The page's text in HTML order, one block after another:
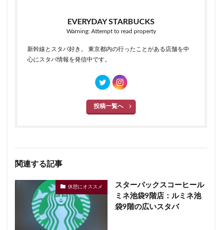
EVERYDAY STARBUCKS
Warning: Attempt to read property
新幹線とスタバ好き。 東京都内の行ったことがある店舗を中
心にスタバ情報を発信中です。
投稿一覧へ
関連する記事
休憩にオススメ
スターバックスコーヒール
ミネ池袋9階店：ルミネ池
袋9階の広いスタバ